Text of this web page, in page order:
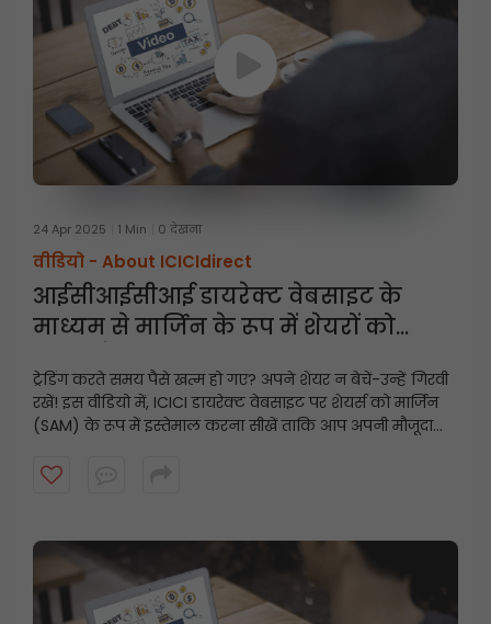
24 Apr 2025 1 Min 0 देखना
वीडियो - About ICICIdirect
आईसीआईसीआई डायरेक्ट वेबसाइट के
माध्यम से मार्जिन के रूप में शेयरों को
ट्रेडिंग करते समय पैसे खत्म हो गए? अपने शेयर न बेचें-उन्हें गिरवी
रखें! इस वीडियो में, ICICI डायरेक्ट वेबसाइट पर शेयर्स को मार्जिन
(SAM) के रूप में इस्तेमाल करना सीखें ताकि आप अपनी मौजूदा
सकें।